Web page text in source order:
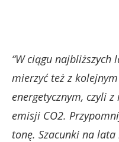
“W ciągu najbliższych
mierzyć też z
energetycznym, czyli
emisji CO2.
tonę. Szacunki na